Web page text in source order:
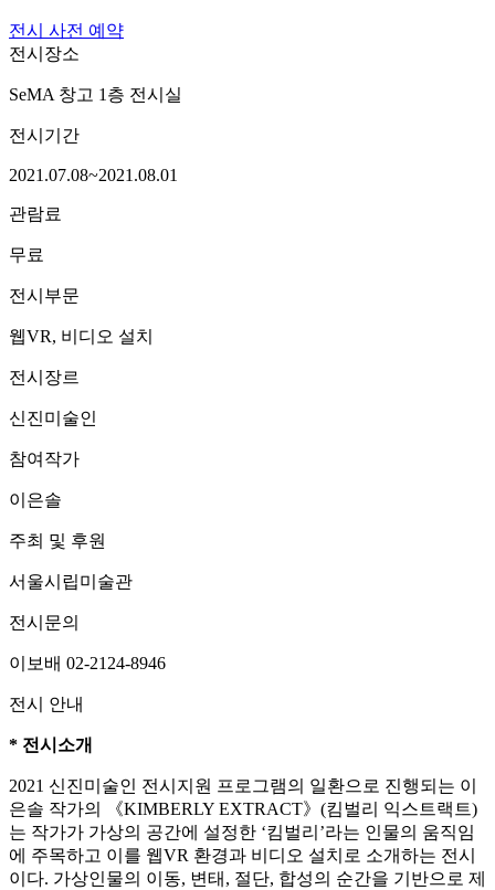
전시 사전 예약
전시장소
SeMA 창고 1층 전시실
전시기간
2021.07.08~2021.08.01
관람료
무료
전시부문
웹VR, 비디오 설치
전시장르
신진미술인
참여작가
이은솔
주최 및 후원
서울시립미술관
전시문의
이보배 02-2124-8946
전시 안내
* 전시소개
2021 신진미술인 전시지원 프로그램의 일환으로 진행되는 이
은솔 작가의 《KIMBERLY EXTRACT》(킴벌리 익스트랙트)
는 작가가 가상의 공간에 설정한 ‘킴벌리’라는 인물의 움직임
에 주목하고 이를 웹VR 환경과 비디오 설치로 소개하는 전시
이다. 가상인물의 이동, 변태, 절단, 합성의 순간을 기반으로 제